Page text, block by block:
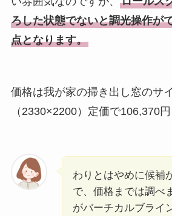
ろした状態でないと調光操作が
点となります。
価格は我が家の掃き出し窓のサ
（2330×2200）定価で106,370円
わりとはやめに候補
で、価格までは調べ
がバーチカルブライ